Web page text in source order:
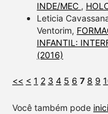
INDE/MEC ,
Leticia
Ventorim,
INFANTIL:
(2016)
<< < 1 2 3 4 5 6 7 8 9
Você também pode